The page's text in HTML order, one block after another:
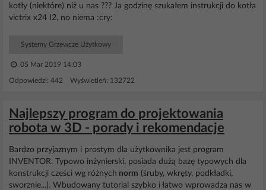
kotły (niektóre) niż u nas ??? Ja godzinę szukałem instrukcji do kotła
victrix x24 I2, no niema :cry:
Systemy Grzewcze Użytkowy
05 Mar 2019 14:03
Odpowiedzi: 442 Wyświetleń: 132722
Najlepszy program do projektowania
robota w 3D - porady i rekomendacje
Bardzo przyjaznym i prostym dla użytkownika jest program
INVENTOR. Typowo inżynierski, posiada dużą bazę typowych dla
konstrukcji cześci wg różnych norm (śruby, wkręty, podkładki,
sworznie...). Wbudowany tutorial szybko i łatwo wprowadza nas w